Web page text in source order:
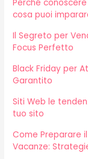
Perché
cosa puoi
Il Segreto per
Focus Perfetto
Black Friday per
Garantito
Siti Web le
tuo sito
Come Preparare
Vacanze: